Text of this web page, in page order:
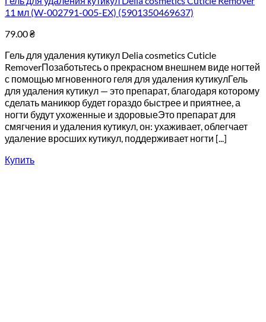
11 мл (W-002791-005-EX) (5901350469637)
79.00₴
Гель для удаления кутикул Delia cosmetics Cuticle
RemoverПозаботьтесь о прекрасном внешнем виде ногтей
с помощью мгновенного геля для удаления кутикулГель
для удаления кутикул — это препарат, благодаря которому
сделать маникюр будет гораздо быстрее и приятнее, а
ногти будут ухоженные и здоровыеЭто препарат для
смягчения и удаления кутикул, он: ухаживает, облегчает
удаление вросших кутикул, поддерживает ногти [...]
Купить